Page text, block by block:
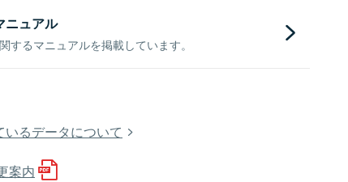
ニュアル
するマニュアルを掲載しています。
るデータについて
案内